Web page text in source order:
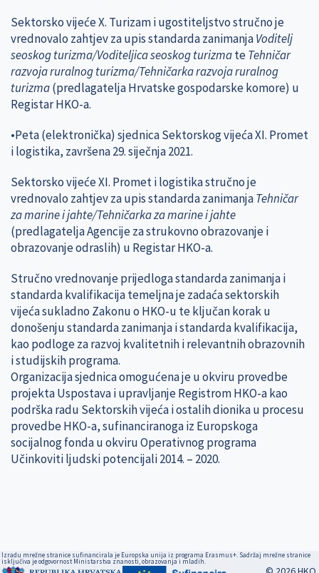
Sektorsko vijeće X. Turizam i ugostiteljstvo stručno je
vrednovalo zahtjev za upis standarda zanimanjaVoditelj
seoskog turizma/Voditeljica seoskog turizmateTehničar
razvoja ruralnog turizma/Tehničarka razvoja ruralnog
turizma(predlagatelja Hrvatske gospodarske komore) u
Registar HKO-a.
•Peta (elektronička) sjednica Sektorskog vijeća XI. Promet
i logistika, završena 29. siječnja 2021.
Sektorsko vijeće XI. Promet i logistika stručno je
vrednovalo zahtjev za upis standarda zanimanjaTehničar
za marine i jahte/Tehničarka za marine i jahte
(predlagatelja Agencije za strukovno obrazovanje i
obrazovanje odraslih) u Registar HKO-a.
Stručno vrednovanje prijedloga standarda zanimanja i
standarda kvalifikacija temeljna je zadaća sektorskih
vijeća sukladno Zakonu o HKO-u te ključan korak u
donošenju standarda zanimanja i standarda kvalifikacija,
kao podloge za razvoj kvalitetnih i relevantnih obrazovnih
i studijskih programa.
Organizacija sjednica omogućena je u okviru provedbe
projekta Uspostava i upravljanje Registrom HKO-a kao
podrška radu Sektorskih vijeća i ostalih dionika u procesu
provedbe HKO-a, sufinanciranoga iz Europskoga
socijalnog fonda u okviru Operativnog programa
Učinkoviti ljudski potencijali 2014. – 2020.
Izradu mrežne stranice sufinancirala je Europska unija iz programa Erasmus+. Sadržaj mrežne stranice
isključiva je odgovornost Ministarstva znanosti, obrazovanja i mladih.